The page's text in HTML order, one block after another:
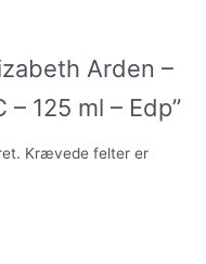
Arden –
125 ml – Edp”
Krævede felter er